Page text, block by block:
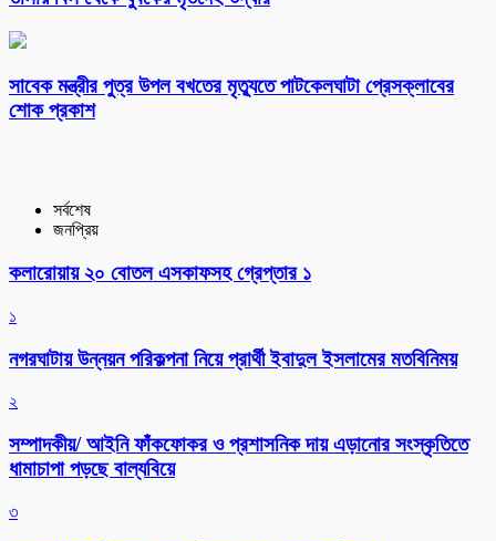
সাবেক মন্ত্রীর পুত্র উপল বখতের মৃত্যুতে পাটকেলঘাটা প্রেসক্লাবের
শোক প্রকাশ
সর্বশেষ
জনপ্রিয়
কলারোয়ায় ২০ বোতল এসকাফসহ গ্রেপ্তার ১
১
নগরঘাটায় উন্নয়ন পরিকল্পনা নিয়ে প্রার্থী ইবাদুল ইসলামের মতবিনিময়
২
সম্পাদকীয়/ আইনি ফাঁকফোকর ও প্রশাসনিক দায় এড়ানোর সংস্কৃতিতে
ধামাচাপা পড়ছে বাল্যবিয়ে
৩